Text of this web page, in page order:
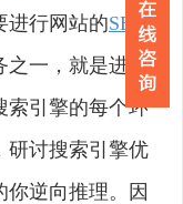
进行网站的SEO
之一，就是进步
索引擎的每个环
研讨搜索引擎优
逆向推理。因